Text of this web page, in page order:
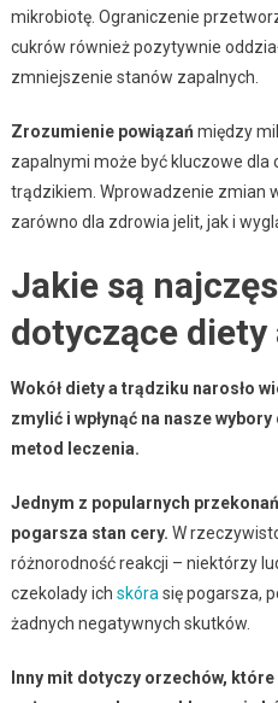
mikrobiotę. Ograniczenie
cukrów również pozytywnie
zmniejszenie stanów zapalnych.
Zrozumienie powiązań między
zapalnymi może być kluczowe dla
trądzikiem. Wprowadzenie zmian
zarówno dla zdrowia jelit, jak i
Jakie są
dotyczące
Wokół diety a trądziku narosło
zmylić i wpłynąć na nasze
metod leczenia.
Jednym z popularnych
pogarsza stan cery. W
różnorodność reakcji – niektórzy
czekolady ich skóra się pogarsza,
żadnych negatywnych skutków.
Inny mit dotyczy orzechów,